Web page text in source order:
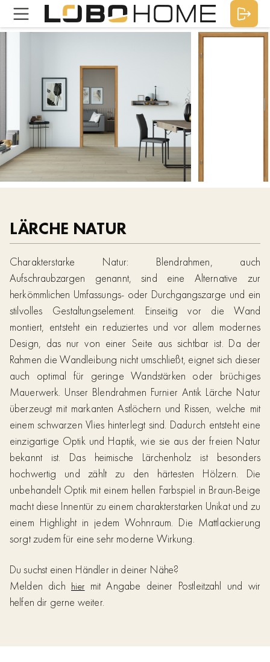
LÄRCHE NATUR
Charakterstarke Natur: Blendrahmen, auch
Aufschraubzargen genannt, sind eine Alternative zur
herkömmlichen Umfassungs- oder Durchgangszarge und ein
stilvolles Gestaltungselement. Einseitig vor die Wand
montiert, entsteht ein reduziertes und vor allem modernes
Design, das nur von einer Seite aus sichtbar ist. Da der
Rahmen die Wandleibung nicht umschließt, eignet sich dieser
auch optimal für geringe Wandstärken oder brüchiges
Mauerwerk. Unser Blendrahmen Furnier Antik Lärche Natur
überzeugt mit markanten Astlöchern und Rissen, welche mit
einem schwarzen Vlies hinterlegt sind. Dadurch entsteht eine
einzigartige Optik und Haptik, wie sie aus der freien Natur
bekannt ist. Das heimische Lärchenholz ist besonders
hochwertig und zählt zu den härtesten Hölzern. Die
unbehandelt Optik mit einem hellen Farbspiel in Braun-Beige
macht diese Innentür zu einem charakterstarken Unikat und zu
einem Highlight in jedem Wohnraum. Die Mattlackierung
sorgt zudem für eine sehr moderne Wirkung.
Du suchst einen Händler in deiner Nähe?
Melden dich hier mit Angabe deiner Postleitzahl und wir
helfen dir gerne weiter.